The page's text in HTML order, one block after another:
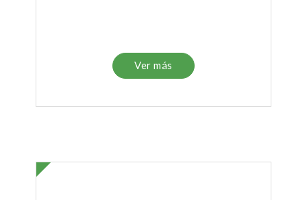
Ver más